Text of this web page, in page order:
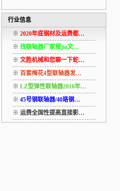
行业信息
※ 2020年底钢材及运费都…
※ 找联轴器厂家报jia文…
※ 文胜机械和您聊一下蛇…
※ 百套梅花4型联轴器发…
※ LZ型弹性联轴器2016年…
※ 45号钢联轴器/40珞钢…
※ 运费全国性提高直接影…